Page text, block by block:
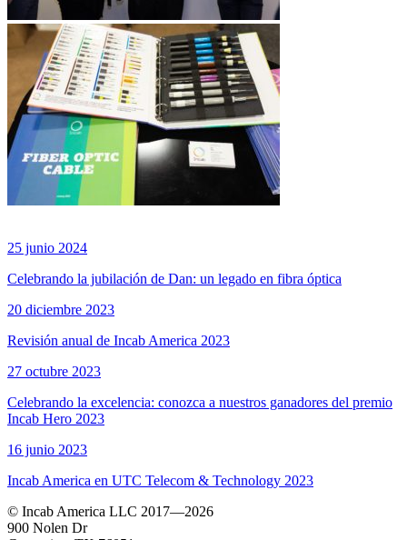
25 junio 2024
Celebrando la jubilación de Dan: un legado en fibra óptica
20 diciembre 2023
Revisión anual de Incab America 2023
27 octubre 2023
Celebrando la excelencia: conozca a nuestros ganadores del premio
Incab Hero 2023
16 junio 2023
Incab America en UTC Telecom & Technology 2023
© Incab America LLC 2017—2026
900 Nolen Dr